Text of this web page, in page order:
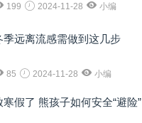
199 2024-11-28 小编
季远离流感需做到这几步
85 2024-11-28 小编
寒假了 熊孩子如何安全“避险”